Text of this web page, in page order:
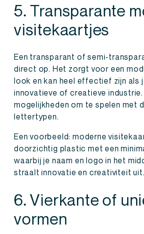
5. Transparante
visitekaartjes
Een transparant of semi-
direct op. Het zorgt voor een
look en kan heel effectief zijn als
innovatieve of creatieve
mogelijkheden om te spelen met
lettertypen.
Een voorbeeld: moderne
doorzichtig plastic met een
waarbij je naam en logo in het
straalt innovatie en creativiteit uit.
6. Vierkante of
vormen